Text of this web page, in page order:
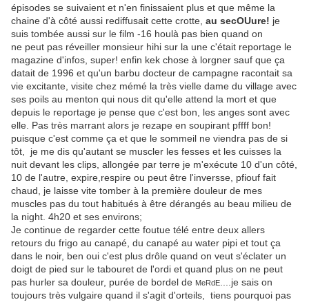
épisodes se suivaient et n'en finissaient plus et que même la
chaine d'à côté aussi rediffusait cette crotte, au secOUure! je
suis tombée aussi sur le film -16 houlà pas bien quand on
ne peut pas réveiller monsieur hihi sur la une c'était reportage le
magazine d'infos, super! enfin kek chose à lorgner sauf que ça
datait de 1996 et qu'un barbu docteur de campagne racontait sa
vie excitante, visite chez mémé la très vielle dame du village avec
ses poils au menton qui nous dit qu'elle attend la mort et que
depuis le reportage je pense que c'est bon, les anges sont avec
elle. Pas très marrant alors je rezape en soupirant pffff bon!
puisque c'est comme ça et que le sommeil ne viendra pas de si
tôt, je me dis qu'autant se muscler les fesses et les cuisses la
nuit devant les clips, allongée par terre je m'exécute 10 d'un côté,
10 de l'autre, expire,respire ou peut être l'inversse, pfiouf fait
chaud, je laisse vite tomber à la première douleur de mes
muscles pas du tout habitués à être dérangés au beau milieu de
la night. 4h20 et ses environs;
Je continue de regarder cette foutue télé entre deux allers
retours du frigo au canapé, du canapé au water pipi et tout ça
dans le noir, ben oui c'est plus drôle quand on veut s'éclater un
doigt de pied sur le tabouret de l'ordi et quand plus on ne peut
pas hurler sa douleur, purée de bordel de MeRdE
....je sais on
toujours très vulgaire quand il s'agit d'orteils, tiens pourquoi pas